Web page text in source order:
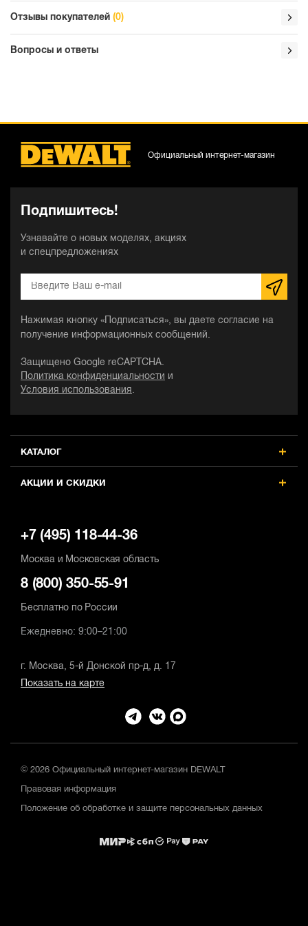
Отзывы покупателей (0)
Вопросы и ответы
КАТАЛОГ
АКЦИИ И СКИДКИ
Подпишитесь!
Узнавайте о новых моделях, акциях
и спецпредложениях
Нажимая кнопку «Подписаться», вы даете согласие на
получение информационных сообщений.
Защищено Google reCAPTCHA.
Политика конфиденциальности
и
Условия использования .
Официальный интернет-магазин
+7 (495) 118-44-36
Москва и Московская область
8 (800) 350-55-91
Бесплатно по России
Ежедневно: 9:00–21:00
г. Москва, 5-й Донской пр-д, д. 17
Показать на карте
© 2026 Официальный интернет-магазин DEWALT
Правовая информация
Положение об обработке и защите персональных данных